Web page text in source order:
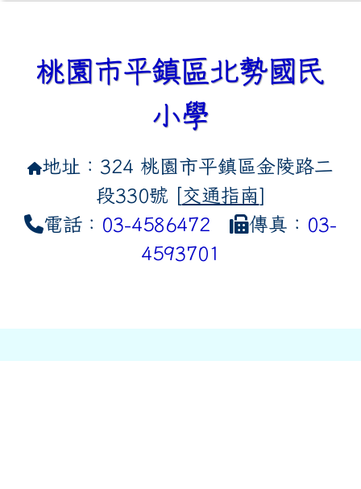
桃園市平鎮區北勢國民
小學
地址：324 桃園市平鎮區金陵路二
段330號 [交通指南]
電話： 03-4586472 傳真： 03-
4593701